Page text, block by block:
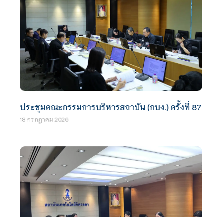
ประชุมคณะกรรมการบริหารสถาบัน (กบง.) ครั้งที่ 87
18 กรกฎาคม 2026